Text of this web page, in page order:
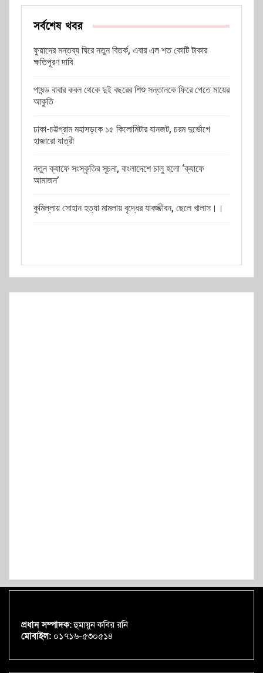
সর্বশেষ খবর
ফুয়াদের মন্তব্য ঘিরে নতুন বিতর্ক, এবার এল শত কোটি টাকার
ক্ষতিপূরণ দাবি
পাষন্ড বাবার কবল থেকে দুই বছরের শিশু সন্তানকে ফিরে পেতে মায়ের
আকুতি
ঢাকা-চট্টগ্রাম মহাসড়কে ১৫ কিলোমিটার যানজট, চরম দুর্ভোগে
হাজারো যাত্রী
নতুন ক্যাফে সংস্কৃতির সূচনা, বাংলাদেশে চালু হলো ‘ক্যাফে
আমাজন’
কুমিল্লায় সোহান হত্যা মামলায় বৃদ্ধের যাবজ্জীবন, ছেলে খালাস।।
প্রধান সম্পাদক:হুমায়ুন কবির রনি
মোবাইল: ০১৭১৬-৫৩০৫১৪